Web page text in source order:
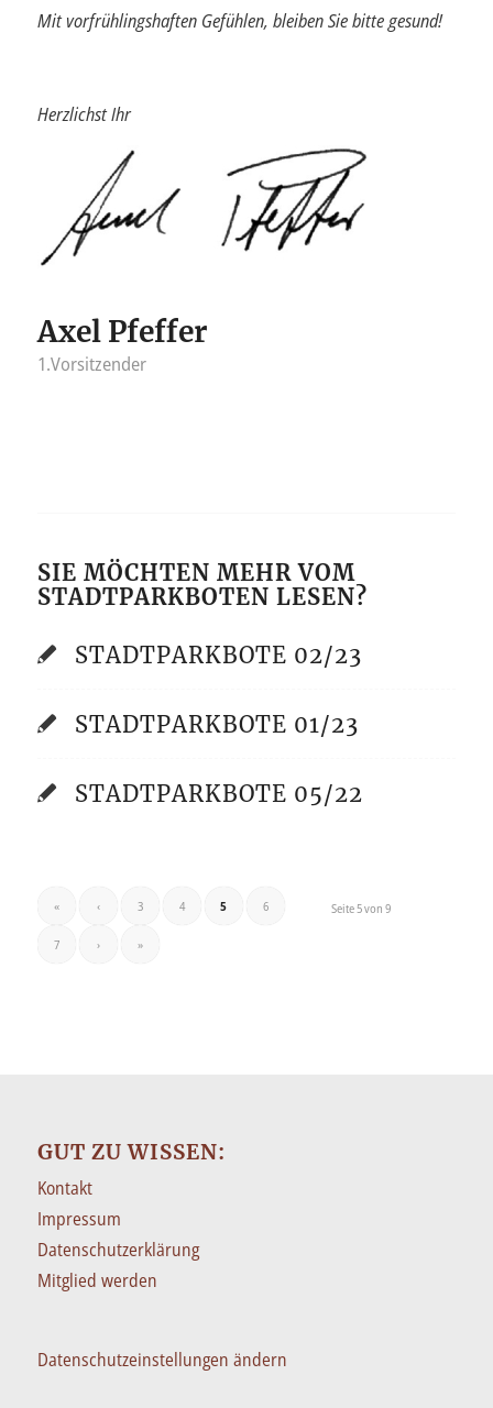
Mit vorfrühlingshaften Gefühlen, bleiben Sie bitte gesund!
Herzlichst Ihr
Axel Pfeffer
1.Vorsitzender
SIE MÖCHTEN MEHR VOM
STADTPARKBOTEN LESEN?
STADTPARKBOTE 02/23
STADTPARKBOTE 01/23
STADTPARKBOTE 05/22
Seite 5 von 9
« ‹ 3 4 5 6
7 › »
GUT ZU WISSEN:
Kontakt
Impressum
Datenschutzerklärung
Mitglied werden
Datenschutzeinstellungen ändern